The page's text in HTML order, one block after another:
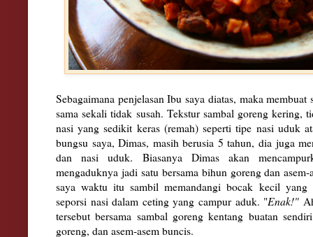
Sebagaimana penjelasan Ibu saya diatas, maka
sama sekali tidak susah. Tekstur sambal goreng kering,
nasi yang sedikit keras (remah) seperti tipe nasi uduk
bungsu saya, Dimas, masih berusia 5 tahun, dia juga
dan nasi uduk. Biasanya Dimas akan
mengaduknya jadi satu bersama bihun goreng dan asem-
saya waktu itu sambil memandangi bocak kecil
seporsi nasi dalam ceting yang campur aduk. "Enak!"
tersebut bersama sambal goreng kentang buatan
goreng, dan asem-asem buncis.